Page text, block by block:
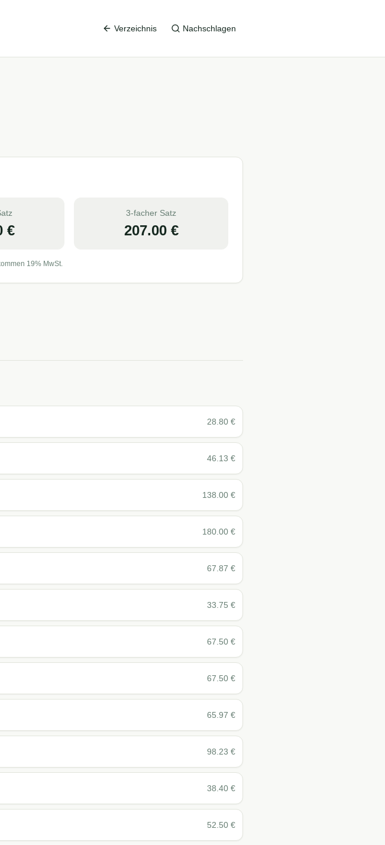
Verzeichnis Nachschlagen
€
3-facher Satz
207.00€
19% MwSt.
28.80 €
46.13 €
138.00 €
180.00 €
67.87 €
33.75 €
67.50 €
67.50 €
65.97 €
98.23 €
38.40 €
52.50 €